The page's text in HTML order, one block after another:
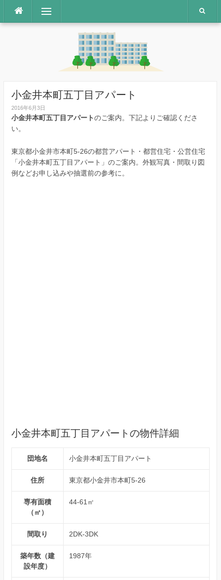
テ
メニュー
小金井本町五丁目アパート
2016年6月3日
小金井本町五丁目アパートのご案内。下記よりご確認くださ
い。
東京都小金井市本町5-26の都営アパート・都営住宅・公営住宅
「小金井本町五丁目アパート」のご案内。外観写真・間取り図
例などお申し込みや抽選前の参考に。
小金井本町五丁目アパートの物件詳細
団地名 小金井本町五丁目アパート
住所 東京都小金井市本町5-26
専有面積
（㎡）
44-61㎡
間取り 2DK-3DK
築年数（建
設年度）
1987年